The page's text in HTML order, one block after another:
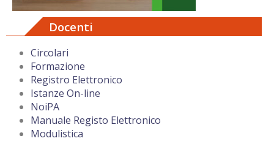
Docenti
Circolari
Formazione
Registro Elettronico
Istanze On-line
NoiPA
Manuale Registo Elettronico
Modulistica